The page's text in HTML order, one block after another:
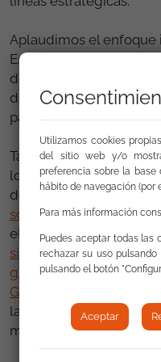
Aplaudimos el enfoque
Estrategia que
de inclusión social e
discriminación, la
participación del
También valoramos
los trabajos de
desarrollando en los
sobre la Situación
el
estudio sobre el
situación de pobreza
gitanay elEstudio -
Gitana
hayan sido
la Estrategia y para la
medidas a desarrollar.
Utilizamos cookies
del sitio web y/o
preferencia sobre la
hábito de navegación (por
Para más información
Puedes aceptar todas las
rechazar su uso
pulsando el botón
Aceptar